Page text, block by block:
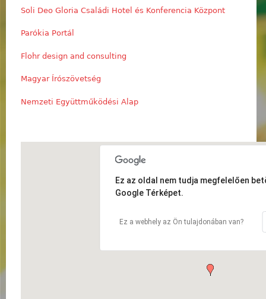
Soli Deo Gloria Családi Hotel és Konferencia Központ
Parókia Portál
Flohr design and consulting
Magyar Írószövetség
Nemzeti Együttműködési Alap
Ez az oldal nem tudja megfelelően
Google Térképet.
Ez a webhely az Ön tulajdonában van?